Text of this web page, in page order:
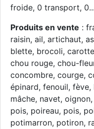
froide, 0 transport, 0...
Produits en vente :
raisin, ail, artichaut,
blette, brocoli,
chou rouge, chou-
concombre, courge,
épinard, fenouil,
mâche, navet,
pois, poireau, pois,
potimarron, potiron,